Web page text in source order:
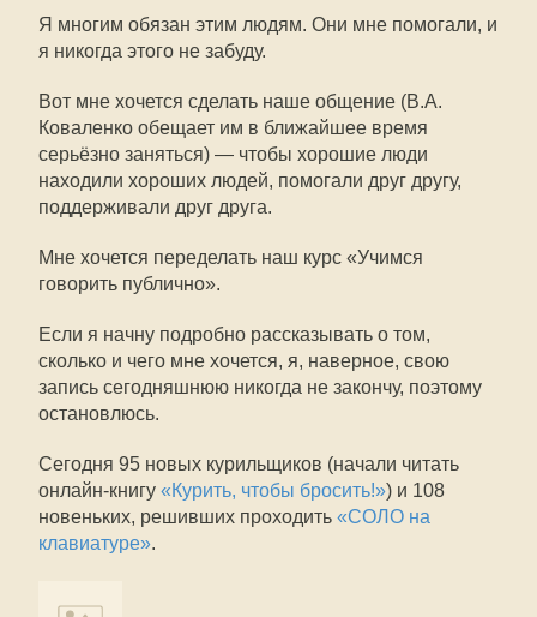
Я многим обязан этим людям. Они мне помогали, и
я никогда этого не забуду.
Вот мне хочется сделать наше общение (В.А.
Коваленко обещает им в ближайшее время
серьёзно заняться) — чтобы хорошие люди
находили хороших людей, помогали друг другу,
поддерживали друг друга.
Мне хочется переделать наш курс «Учимся
говорить публично».
Если я начну подробно рассказывать о том,
сколько и чего мне хочется, я, наверное, свою
запись сегодняшнюю никогда не закончу, поэтому
остановлюсь.
Сегодня 95 новых курильщиков (начали читать
онлайн-книгу «Курить, чтобы бросить!») и 108
новеньких, решивших проходить «СОЛО на
клавиатуре».